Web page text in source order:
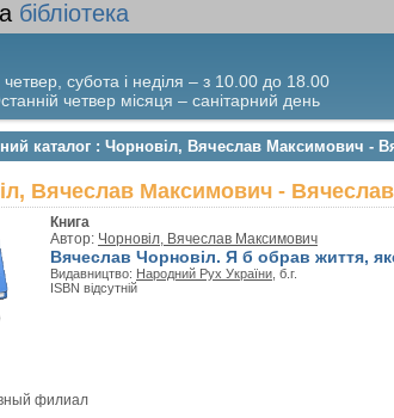
бібліотека
четвер, субота і неділя – з 10.00 до 18.00
четвер місяця – санітарний день
каталог : Чорновіл, Вячеслав Максимович -
Вячеслав Максимович -
Книга
Автор: Чорновіл, Вячеслав Максимович
Вячеслав Чорновіл. Я б обрав життя,
Видавництво: Народний Рух України , б.г.
ISBN відсутній
филиал